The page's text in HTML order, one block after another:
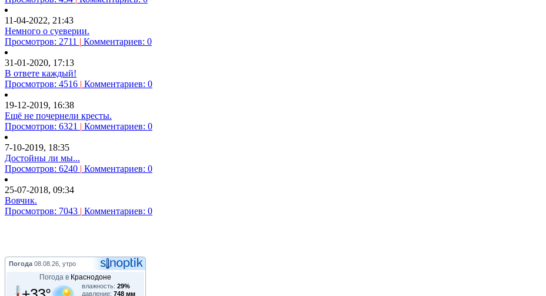
11-04-2022, 21:43
Немного о суеверии.
Просмотров: 2711 | Комментариев: 0
31-01-2020, 17:13
В ответе каждый!
Просмотров: 4516 | Комментариев: 0
19-12-2019, 16:38
Ещё не почернели кресты.
Просмотров: 6321 | Комментариев: 0
7-10-2019, 18:35
Достойны ли мы...
Просмотров: 6240 | Комментариев: 0
25-07-2018, 09:34
Вовчик.
Просмотров: 7043 | Комментариев: 0
Погода 08.08.26, утро
Погода в Краснодоне
влажность: 29%
давление: 748 мм